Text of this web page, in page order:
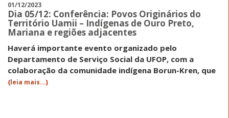
01/12/2023
Dia 05/12: Conferência: Povos Originários do
Território Uamii – Indígenas de Ouro Preto,
Mariana e regiões adjacentes
Haverá importante evento organizado pelo
Departamento de Serviço Social da UFOP, com a
colaboração da comunidade indígena Borun-Kren, que
{leia mais...}